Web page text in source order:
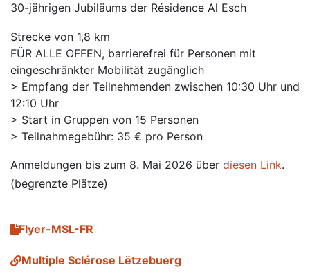
30-jährigen Jubiläums der Résidence Al Esch
Strecke von 1,8 km
FÜR ALLE OFFEN, barrierefrei für Personen mit
eingeschränkter Mobilität zugänglich
> Empfang der Teilnehmenden zwischen 10:30 Uhr und
12:10 Uhr
> Start in Gruppen von 15 Personen
> Teilnahmegebühr: 35 € pro Person
Anmeldungen bis zum 8. Mai 2026 über diesen Link.
(begrenzte Plätze)
Flyer-MSL-FR
Multiple Sclérose Lëtzebuerg